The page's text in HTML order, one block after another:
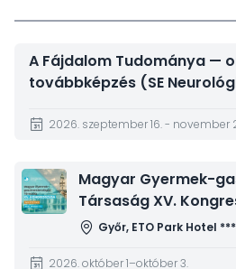
A Fájdalom Tudománya —
továbbképzés (SE
2026. szeptember 16. - november
Kép
Magyar Gyermek-
Társaság XV.
Győr, ETO Park Hotel
2026. október 1–október 3.